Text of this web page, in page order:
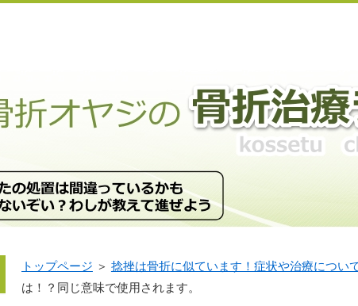
トップページ ＞ 捻挫は骨折に似ています！症状や治療につい
は！？同じ意味で使用されます。